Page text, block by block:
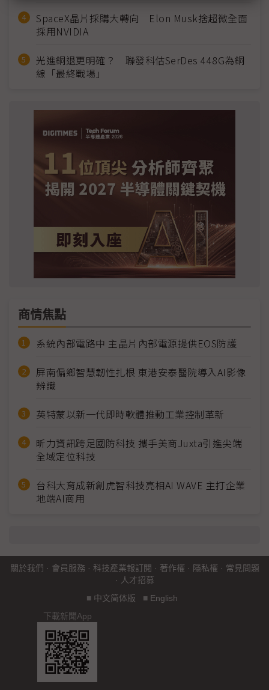
SpaceX晶片採購大轉向 Elon Musk捨超微全面
採用NVIDIA
光進銅退更明確？ 聯發科估SerDes 448G為銅
線「最終戰場」
商情焦點
系統內部電路中 主晶片內部電源提供EOS防護
屏南偏鄉智慧韌性扎根 東港安泰醫院導入AI影像
辨識
英特蒙以新一代即時軟體推動工業控制革新
昕力資訊跨足國防科技 攜手美商Juxta引進尖端
全域定位科技
台科大育成新創虎智科技亮相AI WAVE 主打企業
地端AI商用
關於我們 · 會員服務 · 科技產業報訂閱 · 著作權 · 隱私權 · 常見問題
· 人才招募
■ 中文简体版 ■ English
下載新聞App